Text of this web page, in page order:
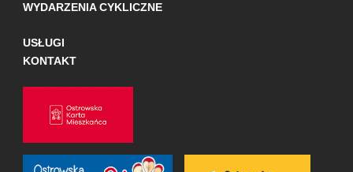
WYDARZENIA CYKLICZNE
USŁUGI
KONTAKT